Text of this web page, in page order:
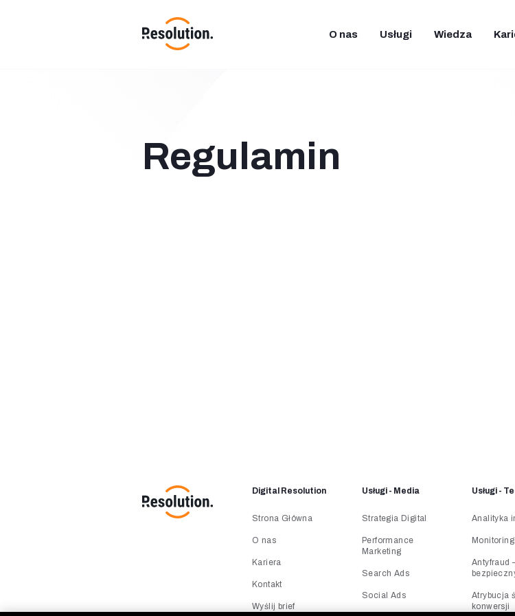
O nas Usługi Wiedza
Regulamin
Digital Resolution
Strona Główna
O nas
Kariera
Kontakt
Wyślij brief
Usługi - Media
Strategia Digital
Performance
Marketing
Search Ads
Social Ads
Usługi -
Analityka
Antyfraud
Atrybucja
konwersji